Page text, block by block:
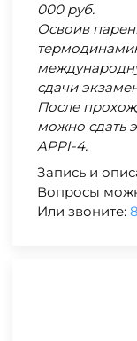
000 руб.
Освоив
сдачи
После
можно сдать
APPI-4.
Запись и
Вопросы
Или звоните: